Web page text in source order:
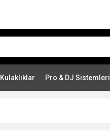
Kulaklıklar Pro & DJ Sistemleri